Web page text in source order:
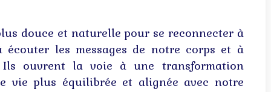
douce et naturelle pour se reconnecter à
les messages de notre corps et à
Ils ouvrent la voie à une transformation
vie plus équilibrée et alignée avec notre